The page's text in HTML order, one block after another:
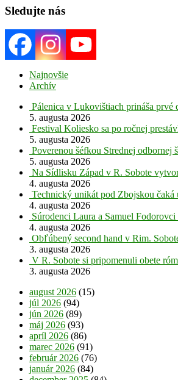
Sledujte nás
Najnovšie
Archív
Pálenica v Lukovištiach prináša
5. augusta 2026
Festival Koliesko sa po ročnej
5. augusta 2026
Poverenou šéfkou Strednej odbornej
5. augusta 2026
Na Sídlisku Západ v R. Sobote
4. augusta 2026
Technický unikát pod Zbojskou
4. augusta 2026
Súrodenci Laura a Samuel
4. augusta 2026
Obľúbený second hand v Rim.
3. augusta 2026
V R. Sobote si pripomenuli obete
3. augusta 2026
august 2026 (15)
júl 2026 (94)
jún 2026 (89)
máj 2026 (93)
apríl 2026 (86)
marec 2026 (91)
február 2026 (76)
január 2026 (84)